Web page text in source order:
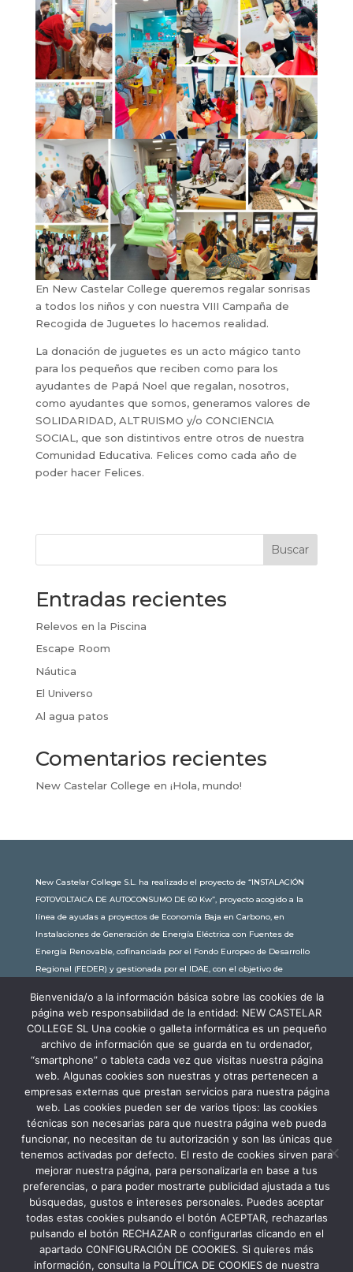
En New Castelar College queremos regalar sonrisas
a todos los niños y con nuestra VIII Campaña de
Recogida de Juguetes lo hacemos realidad.
La donación de juguetes es un acto mágico tanto
para los pequeños que reciben como para los
ayudantes de Papá Noel que regalan, nosotros,
como ayudantes que somos, generamos valores de
SOLIDARIDAD, ALTRUISMO y/o CONCIENCIA
SOCIAL, que son distintivos entre otros de nuestra
Comunidad Educativa. Felices como cada año de
poder hacer Felices.
Buscar
Entradas recientes
Relevos en la Piscina
Escape Room
Náutica
El Universo
Al agua patos
Comentarios recientes
New Castelar College en ¡Hola, mundo!
New Castelar College S.L. ha realizado el proyecto de “INSTALACIÓN
FOTOVOLTAICA DE AUTOCONSUMO DE 60 Kw”, proyecto acogido a la
línea de ayudas a proyectos de Economía Baja en Carbono, en
Instalaciones de Generación de Energía Eléctrica con Fuentes de
Energía Renovable, cofinanciada por el Fondo Europeo de Desarrollo
Regional (FEDER) y gestionada por el IDAE, con el objetivo de
subvención de 30.245,63€. Con una potencia instalada de 60kW, la
comunidad educativa de New Castelar ahorra al planeta 34,79
toneladas de CO2 al año, lo que equivale a recorrer 116.677 km en coche
o plantar 116 árboles al año.
Bienvenida/o a la información básica sobre las cookies de la
página web responsabilidad de la entidad: NEW CASTELAR
COLLEGE SL Una cookie o galleta informática es un pequeño
archivo de información que se guarda en tu ordenador,
“smartphone” o tableta cada vez que visitas nuestra página
web. Algunas cookies son nuestras y otras pertenecen a
empresas externas que prestan servicios para nuestra página
web. Las cookies pueden ser de varios tipos: las cookies
técnicas son necesarias para que nuestra página web pueda
funcionar, no necesitan de tu autorización y son las únicas que
tenemos activadas por defecto. El resto de cookies sirven para
mejorar nuestra página, para personalizarla en base a tus
preferencias, o para poder mostrarte publicidad ajustada a tus
búsquedas, gustos e intereses personales. Puedes aceptar
todas estas cookies pulsando el botón ACEPTAR, rechazarlas
pulsando el botón RECHAZAR o configurarlas clicando en el
apartado CONFIGURACIÓN DE COOKIES. Si quieres más
información, consulta la POLÍTICA DE COOKIES de nuestra